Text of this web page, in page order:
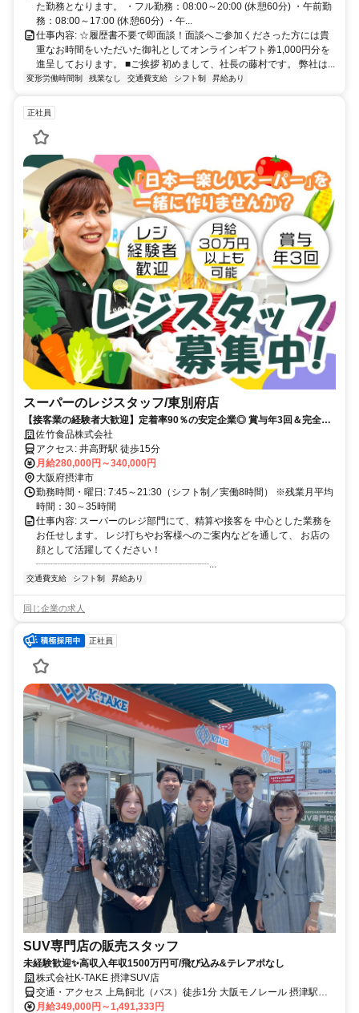
た勤務となります。 ・フル勤務：08:00～20:00 (休憩60分) ・午前勤
務：08:00～17:00 (休憩60分) ・午...
仕事内容: ☆履歴書不要で即面談！面談へご参加くださった方には貴
重なお時間をいただいた御礼としてオンラインギフト券1,000円分を
進呈しております。 ■ご挨拶 初めまして、社長の藤村です。 弊社は...
変形労働時間制 残業なし 交通費支給 シフト制 昇給あり
正社員
スーパーのレジスタッフ/東別府店
【接客業の経験者大歓迎】定着率90％の安定企業◎ 賞与年3回＆完全週
休2日制！／休暇・手当も充実／20代～40代活躍中
佐竹食品株式会社
アクセス: 井高野駅 徒歩15分
月給280,000円～340,000円
大阪府摂津市
勤務時間・曜日: 7:45～21:30（シフト制／実働8時間） ※残業月平均
時間：30～35時間
仕事内容: スーパーのレジ部門にて、精算や接客を 中心とした業務を
お任せします。 レジ打ちやお客様へのご案内などを通して、 お店の
顔として活躍してください！
┈┈┈┈┈┈┈┈┈┈┈┈┈┈┈┈┈┈...
交通費支給 シフト制 昇給あり
同じ企業の求人
正社員
SUV専門店の販売スタッフ
未経験歓迎✨高収入年収1500万円可/飛び込み&テレアポなし
株式会社K-TAKE 摂津SUV店
交通・アクセス 上鳥飼北（バス）徒歩1分 大阪モノレール 摂津駅よ
り車駅より13分 寝屋川市駅より車で13分
月給349,000円～1,491,333円